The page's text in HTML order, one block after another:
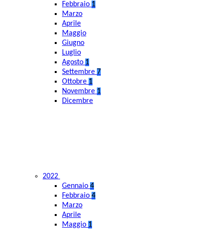
Febbraio 1
Marzo
Aprile
Maggio
Giugno
Luglio
Agosto 1
Settembre 7
Ottobre 1
Novembre 1
Dicembre
2022
Gennaio 4
Febbraio 4
Marzo
Aprile
Maggio 1